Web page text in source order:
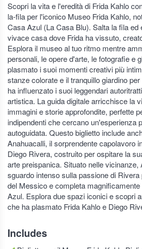
Scopri la vita e l'eredità di Frida Kahlo
la-fila per l'iconico Museo Frida Kahlo,
Casa Azul (La Casa Blu). Salta la fila ed
vivace casa dove Frida ha vissuto,
Esplora il museo al tuo ritmo mentre
personali, le opere d'arte, le fotografie e
plasmato i suoi momenti creativi più
stanze colorate e il tranquillo giardino
ha influenzato i suoi leggendari
artistica. La guida digitale arricchisce la
immagini e storie approfondite, perfette
indipendenti che cercano un'esperienza
autoguidata. Questo biglietto include
Anahuacalli, il sorprendente capolavoro
Diego Rivera, costruito per ospitare la
arte preispanica. Situato nelle vicinanze,
sguardo intenso sulla passione di
del Messico e completa
Azul. Esplora due spazi iconici e scopri
che ha plasmato Frida Kahlo e Diego
Includes